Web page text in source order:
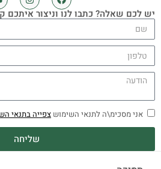
יש לכם שאלה? כתבו לנו וניצור איתכם
אני מסכימ\ה לתנאי השימוש צפייה בתנאי
שליחה